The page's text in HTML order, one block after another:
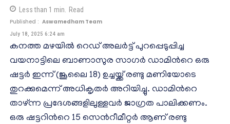
Less than 1 min. Read
Published : Aswamedham Team
July 18, 2025 6:24 am
കനത്ത മഴയിൽ റെഡ് അലർട്ട് പുറപ്പെടുപ്പിച്ച
വയനാട്ടിലെ ബാണാസുര സാഗർ ഡാമിന്‍റെ ഒരു
ഷട്ടർ ഇന്ന് (ജൂലൈ 18) ഉച്ചയ്ക്ക് രണ്ടു മണിയോടെ
തുറക്കുമെന്ന് അധികൃതർ അറിയിച്ചു. ഡാമിന്‍റെ
താഴ്ന്ന പ്രദേശങ്ങളിലുള്ളവർ ജാഗ്രത പാലിക്കണം.
ഒരു ഷട്ടറിന്‍റെ 15 സെൻറീമീറ്റർ ആണ് രണ്ടു